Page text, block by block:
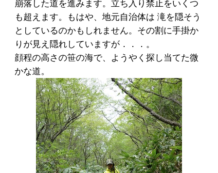
崩落した道を進みます。立ち入り禁止をいくつ
も超えます。もはや、地元自治体は 滝を隠そう
としているのかもしれません。その割に手掛か
りが見え隠れしていますが．．．。
顔程の高さの笹の海で、ようやく探し当てた微
かな道。